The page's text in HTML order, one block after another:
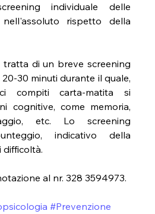
individuale delle
rispetto della
tratta di un breve screening
30 minuti durante il quale,
compiti carta-matita si
cognitive, come memoria,
etc. Lo screening
indicativo della
difficoltà.
al nr. 328 3594973.
#Prevenzione